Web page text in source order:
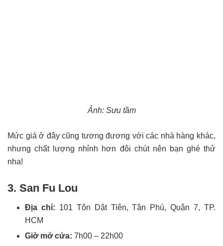
Ảnh: Sưu tầm
Mức giá ở đây cũng tương đương với các nhà hàng khác,
nhưng chất lượng nhỉnh hơn đôi chút nên bạn ghé thử
nha!
3. San Fu Lou
Địa chỉ: 101 Tôn Dật Tiên, Tân Phú, Quận 7, TP.
HCM
Giờ mở cửa: 7h00 – 22h00